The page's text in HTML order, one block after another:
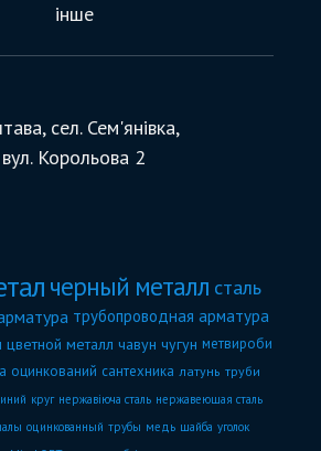
інше
сел. Сем'янівка,
вул. Корольова 2
черный металл сталь
трубопроводная арматура
цветной металл чавун чугун метвироби
оцинкований сантехника латунь труби
круг нержавіюча сталь нержавеющая сталь
оцинкованный трубы медь шайба уголок